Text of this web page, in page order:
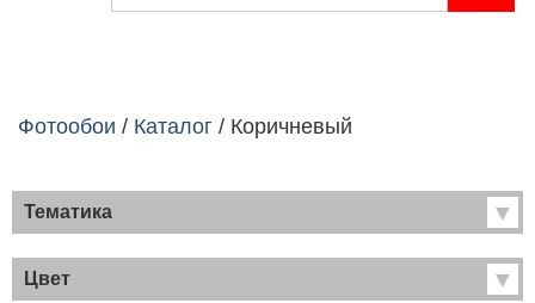
Фотообои / Каталог / Коричневый
Тематика
Хиты продаж
Фрески
Детские
Цвет